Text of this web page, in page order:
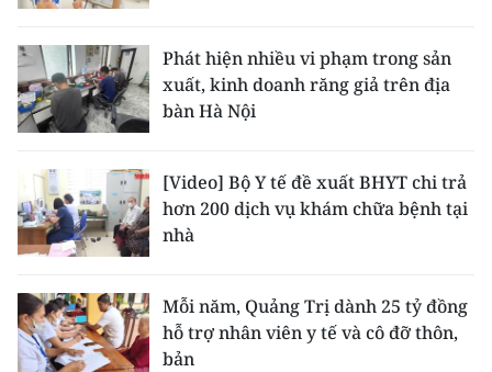
Phát hiện nhiều vi phạm trong sản
xuất, kinh doanh răng giả trên địa
bàn Hà Nội
[Video] Bộ Y tế đề xuất BHYT chi trả
hơn 200 dịch vụ khám chữa bệnh tại
nhà
Mỗi năm, Quảng Trị dành 25 tỷ đồng
hỗ trợ nhân viên y tế và cô đỡ thôn,
bản